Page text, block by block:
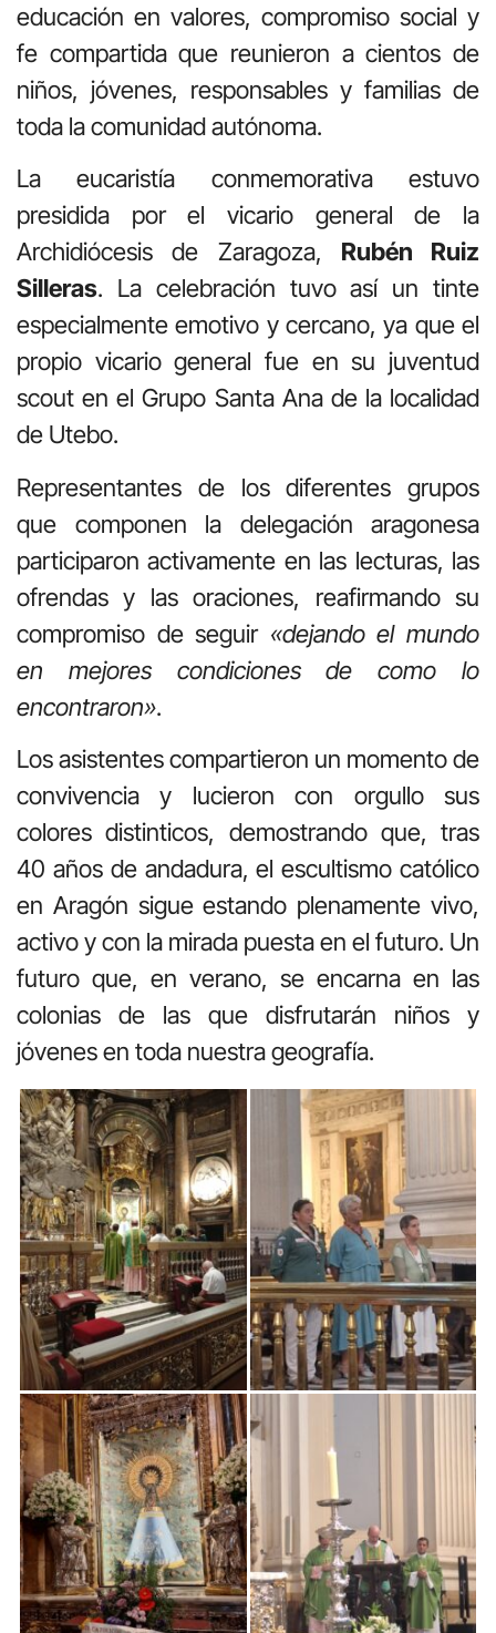
educación en valores, compromiso social y
fe compartida que reunieron a cientos de
niños, jóvenes, responsables y familias de
toda la comunidad autónoma.
La eucaristía conmemorativa estuvo
presidida por el vicario general de la
Archidiócesis de Zaragoza, Rubén Ruiz
Silleras. La celebración tuvo así un tinte
especialmente emotivo y cercano, ya que el
propio vicario general fue en su juventud
scout en el Grupo Santa Ana de la localidad
de Utebo.
Representantes de los diferentes grupos
que componen la delegación aragonesa
participaron activamente en las lecturas, las
ofrendas y las oraciones, reafirmando su
compromiso de seguir «dejando el mundo
en mejores condiciones de como lo
encontraron».
Los asistentes compartieron un momento de
convivencia y lucieron con orgullo sus
colores distinticos, demostrando que, tras
40 años de andadura, el escultismo católico
en Aragón sigue estando plenamente vivo,
activo y con la mirada puesta en el futuro. Un
futuro que, en verano, se encarna en las
colonias de las que disfrutarán niños y
jóvenes en toda nuestra geografía.